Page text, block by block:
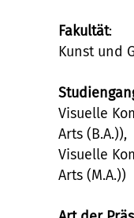
Fakultät:
Kunst und
Visuelle
Arts (B.A.)),
Visuelle
Arts (M.A.))